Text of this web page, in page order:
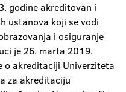
godine akreditovan i
ustanova koji se vodi
i osiguranje
je 26. marta 2019.
o akreditaciji Univerziteta
za akreditaciju